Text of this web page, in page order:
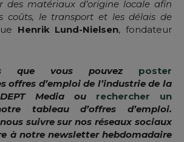
des matériaux d’origine locale afin
coûts, le transport et les délais de
Henrik Lund-Nielsen, fondateur
que vous pouvez poster
offres d’emploi de l’industrie de la
Media ou rechercher un
tableau d’offres d’emploi.
suivre sur nos réseaux sociaux
à notre newsletter hebdomadaire